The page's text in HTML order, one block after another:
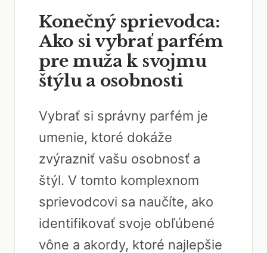
Konečný sprievodca:
Ako si vybrať parfém
pre muža k svojmu
štýlu a osobnosti
Vybrať si správny parfém je
umenie, ktoré dokáže
zvýrazniť vašu osobnosť a
štýl. V tomto komplexnom
sprievodcovi sa naučíte, ako
identifikovať svoje obľúbené
vône a akordy, ktoré najlepšie